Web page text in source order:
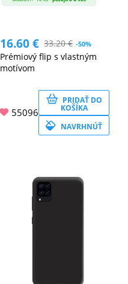
16.60€ 33.20€ -50%
Prémiový flip s vlastným
motívom
55096
PRIDAŤ DO
KOŠÍKA
NAVRHNÚŤ